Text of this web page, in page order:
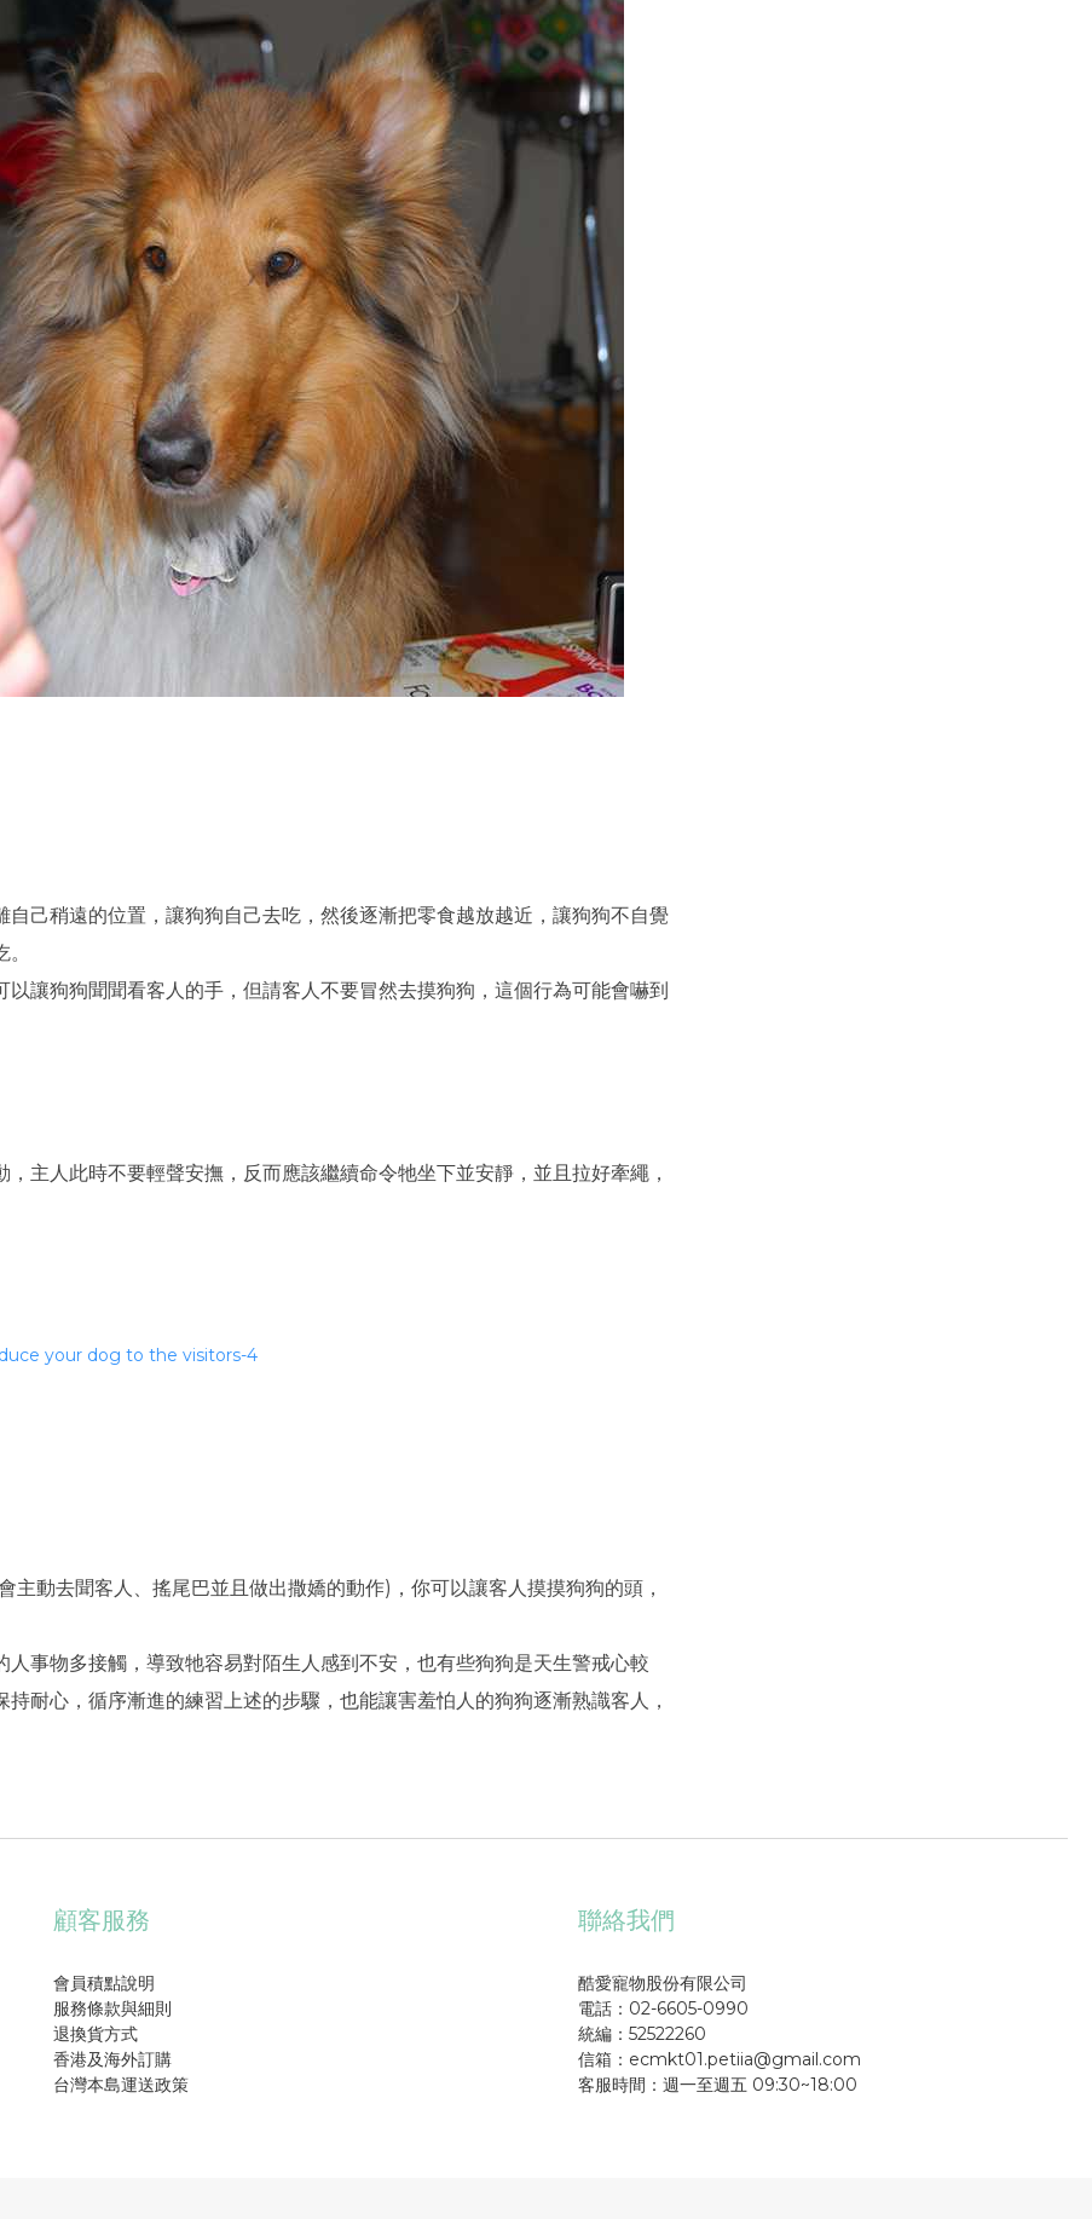
己稍遠的位置，讓狗狗自己去吃，然後逐漸把零食越放越近，讓狗狗不自覺
讓狗狗聞聞看客人的手，但請客人不要冒然去摸狗狗，這個行為可能會嚇到
主人此時不要輕聲安撫，反而應該繼續命令牠坐下並安靜，並且拉好牽繩，
動去聞客人、搖尾巴並且做出撒嬌的動作)，你可以讓客人摸摸狗狗的頭，
事物多接觸，導致牠容易對陌生人感到不安，也有些狗狗是天生警戒心較
耐心，循序漸進的練習上述的步驟，也能讓害羞怕人的狗狗逐漸熟識客人，
顧客服務
會員積點說明
服務條款與細則
退換貨方式
香港及海外訂購
台灣本島運送政策
聯絡我們
酷愛寵物股份有限公司
電話：02-6605-0990
統編：52522260
信箱：ecmkt01.petiia@gmail.com
客服時間：週一至週五 09:30~18:00